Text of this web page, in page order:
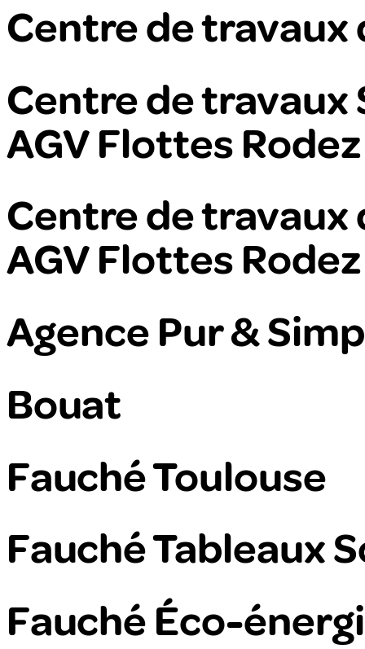
Centre de travaux
Centre de travaux
AGV Flottes Rodez
Centre de
AGV Flottes Rodez
Agence Pur &
Bouat
Fauché Toulouse
Fauché Tableaux
Fauché Éco-